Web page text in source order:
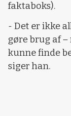
faktaboks).
- Det er ikke
gøre brug af
kunne finde
siger han.